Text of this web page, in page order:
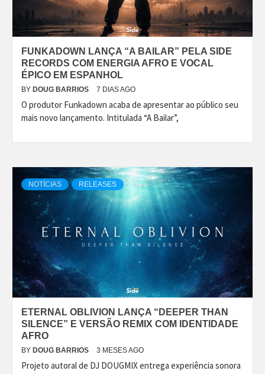
FUNKADOWN LANÇA “A BAILAR” PELA SIDE
RECORDS COM ENERGIA AFRO E VOCAL
ÉPICO EM ESPANHOL
BY DOUG BARRIOS 7 DIAS AGO
O produtor Funkadown acaba de apresentar ao público seu
mais novo lançamento. Intitulada “A Bailar”,
NOTÍCIAS RELEASES
ETERNAL OBLIVION LANÇA “DEEPER THAN
SILENCE” E VERSÃO REMIX COM IDENTIDADE
AFRO
BY DOUG BARRIOS 3 MESES AGO
Projeto autoral de DJ DOUGMIX entrega experiência sonora